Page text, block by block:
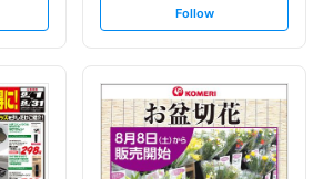
s
t
l
o
w
Follow